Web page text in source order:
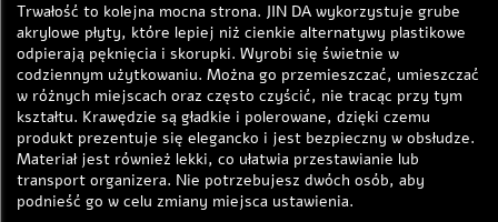
Trwałość to kolejna mocna strona. JIN DA wykorzystuje grube
akrylowe płyty, które lepiej niż cienkie alternatywy plastikowe
odpierają pęknięcia i skorupki. Wyrobi się świetnie w
codziennym użytkowaniu. Można go przemieszczać, umieszczać
w różnych miejscach oraz często czyścić, nie tracąc przy tym
kształtu. Krawędzie są gładkie i polerowane, dzięki czemu
produkt prezentuje się elegancko i jest bezpieczny w obsłudze.
Materiał jest również lekki, co ułatwia przestawianie lub
transport organizera. Nie potrzebujesz dwóch osób, aby
podnieść go w celu zmiany miejsca ustawienia.